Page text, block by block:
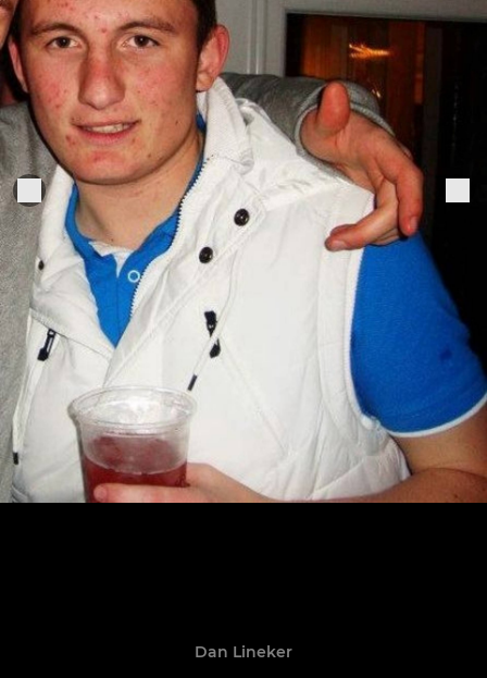
Dan Lineker